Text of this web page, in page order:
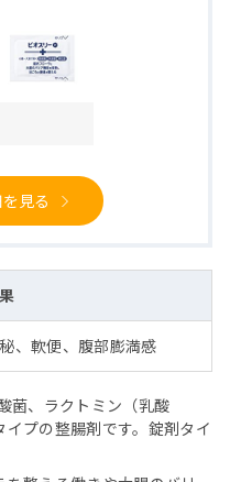
見る
、軟便、腹部膨満感
菌、ラクトミン（乳酸
プの整腸剤です。錠剤タイ